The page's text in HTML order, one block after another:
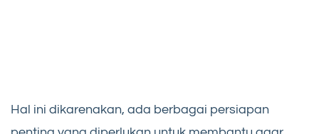
Hal ini dikarenakan, ada berbagai persiapan